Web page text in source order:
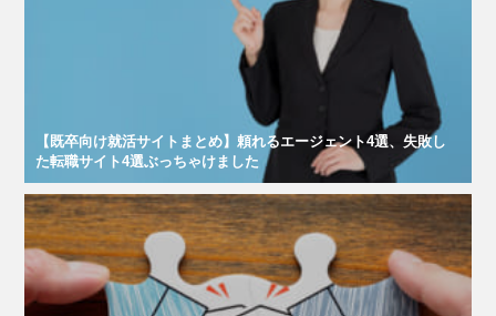
【既卒向け就活サイトまとめ】頼れるエージェント4選、失敗し
た転職サイト4選ぶっちゃけました